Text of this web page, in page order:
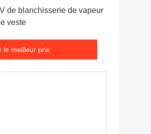
de blanchisserie de vapeur
veste
le meilleur prix